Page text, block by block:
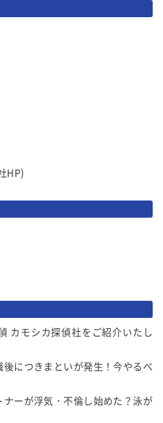
HP)
カモシカ探偵社をご紹介いたし
後につきまといが発生！今やるべ
ナーが浮気・不倫し始めた？泳が